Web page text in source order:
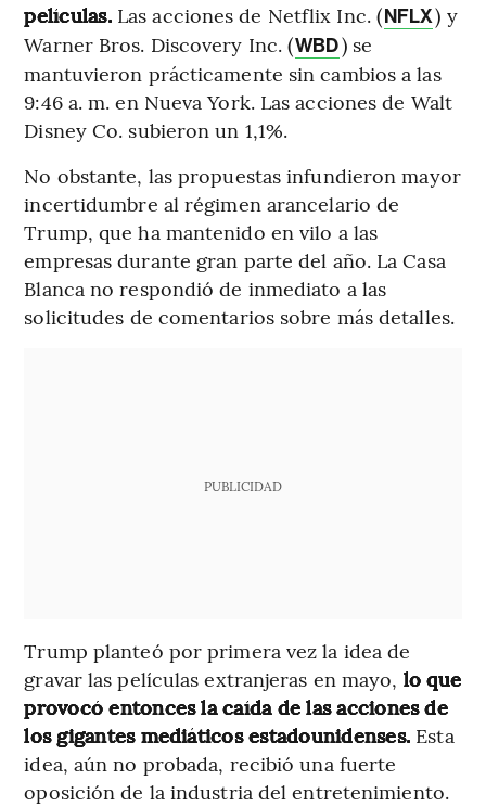
películas. Las acciones de Netflix Inc. (NFLX) y
Warner Bros. Discovery Inc. (WBD) se
mantuvieron prácticamente sin cambios a las
9:46 a. m. en Nueva York. Las acciones de Walt
Disney Co. subieron un 1,1%.
No obstante, las propuestas infundieron mayor
incertidumbre al régimen arancelario de
Trump, que ha mantenido en vilo a las
empresas durante gran parte del año. La Casa
Blanca no respondió de inmediato a las
solicitudes de comentarios sobre más detalles.
PUBLICIDAD
Trump planteó por primera vez la idea de
gravar las películas extranjeras en mayo, lo que
provocó entonces la caída de las acciones de
los gigantes mediáticos estadounidenses. Esta
idea, aún no probada, recibió una fuerte
oposición de la industria del entretenimiento.